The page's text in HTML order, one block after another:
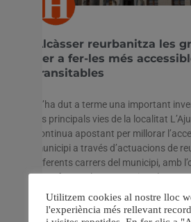
Alcàsser reurbanitza les
per a fer-les més
transitables
S’ha dut a terme una important
les principals vies de la localitat
continua apostant per millorar
municipi a través d’actuacions de
diferents carrers del municipi, amb
transformar-les en espais més
Així, aquests treballs d’adequació